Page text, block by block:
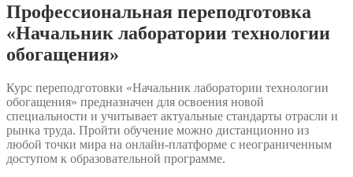
Профессиональная переподготовка
«Начальник лаборатории технологии
обогащения»
Курс переподготовки «Начальник лаборатории технологии
обогащения» предназначен для освоения новой
специальности и учитывает актуальные стандарты отрасли и
рынка труда. Пройти обучение можно дистанционно из
любой точки мира на онлайн-платформе с неограниченным
доступом к образовательной программе.